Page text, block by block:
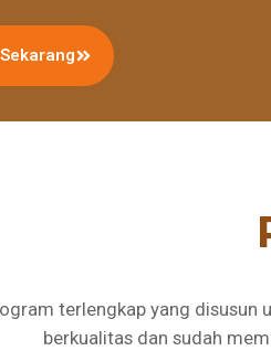
terlengkap yang disusun
berkualitas dan sudah